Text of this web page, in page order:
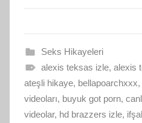
Seks Hikayeleri
alexis teksas izle, alexis
ateşli hikaye, bellapoarchxxx,
videoları, buyuk got porn,
videolar, hd brazzers izle,